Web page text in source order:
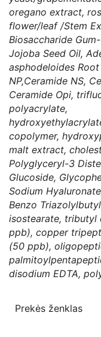
oregano extract,
flower/leaf /Stem
Biosaccharide
Jojoba Seed Oil,
asphodeloides
NP,Ceramide NS,
Ceramide Opi,
polyacrylate,
copolymer,
malt extract,
Polyglyceryl-3
Glucoside,
Sodium
Benzo
isostearate, tributyl
ppb), copper
(50 ppb),
disodium EDTA,
Prekės ženklas